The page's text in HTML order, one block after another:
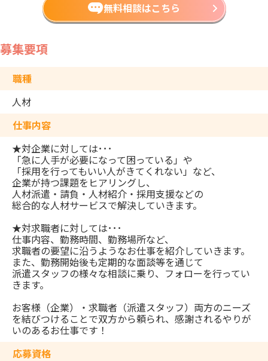
無料相談はこちら
募集要項
職種
人材
仕事内容
★対企業に対しては･･･
「急に人手が必要になって困っている」や
「採用を行ってもいい人がきてくれない」など、
企業が持つ課題をヒアリングし、
人材派遣・請負・人材紹介・採用支援などの
総合的な人材サービスで解決していきます。
★対求職者に対しては･･･
仕事内容、勤務時間、勤務場所など、
求職者の要望に沿うようなお仕事を紹介していきます。
また、勤務開始後も定期的な面談等を通じて
派遣スタッフの様々な相談に乗り、フォローを行ってい
きます。
お客様（企業）・求職者（派遣スタッフ）両方のニーズ
を結びつけることで双方から頼られ、感謝されるやりが
いのあるお仕事です！
応募資格